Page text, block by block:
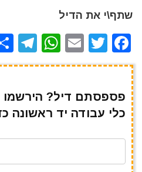
שתף\י את הדיל
F
a
e
b
o
T
w
te
r
E
m
l
W
h
s
A
p
T
el
gr
a
m
פספסתם דיל?
כלי עבודה יד ראשונה